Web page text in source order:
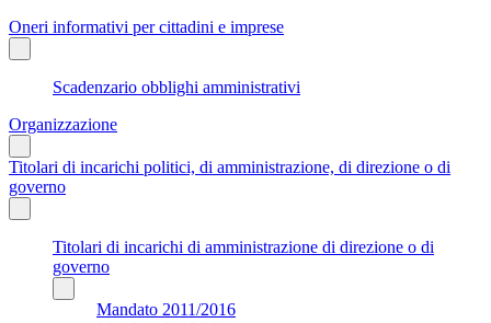
Oneri informativi per cittadini e imprese
Scadenzario obblighi amministrativi
Organizzazione
Titolari di incarichi politici, di amministrazione, di direzione o di
governo
Titolari di incarichi di amministrazione di direzione o di
governo
Mandato 2011/2016